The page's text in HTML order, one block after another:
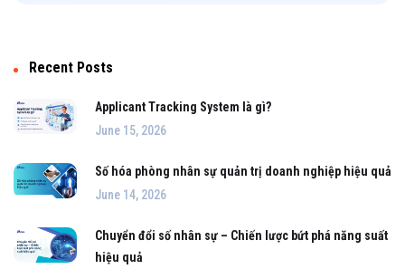
Recent Posts
Applicant Tracking System là gì?
June 15, 2026
Số hóa phòng nhân sự quản trị doanh nghiệp hiệu quả
June 14, 2026
Chuyển đổi số nhân sự – Chiến lược bứt phá năng suất
hiệu quả